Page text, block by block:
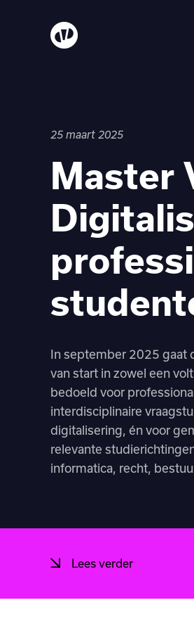
25 maart 2025
Master
In september 2025 gaat
van start in zowel een
bedoeld voor
interdisciplinaire
digitalisering, én voor
relevante
informatica, recht,
Lees verder